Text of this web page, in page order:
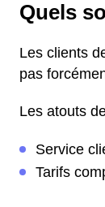
Quels
Les clients
pas
Les atouts
Service
Tarifs